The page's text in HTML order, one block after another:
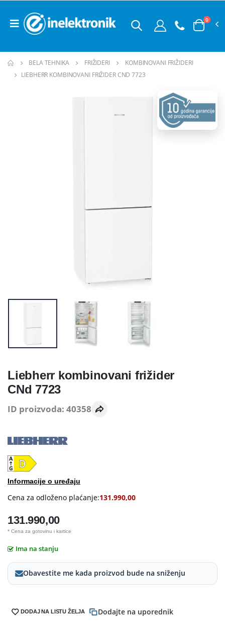
0
BELA TEHNIKA FRIŽIDERI
KOMBINOVANI FRIŽIDERI
LIEBHERR KOMBINOVANI FRIŽIDER CND 7723
Liebherr kombinovani frižider
CNd 7723
ID proizvoda: 40358
Informacije o uređaju
Cena za odloženo plaćanje:131.990,00
131.990,00
* Cena za gotovinu i kartice
Ima na stanju
Obavestite me kada proizvod bude na sniženju
DODAJ NA LISTU ŽELJA Dodajte na uporednik